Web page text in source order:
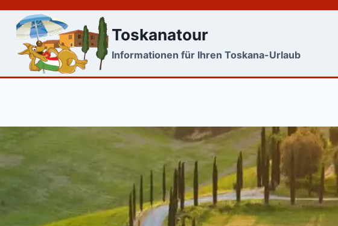
Skip
content
Toskanatour
Informationen für Ihren Toskana-Urlaub